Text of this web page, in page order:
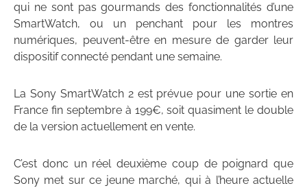
qui ne sont pas gourmands des fonctionnalités d’une
SmartWatch, ou un penchant pour les montres
numériques, peuvent-être en mesure de garder leur
dispositif connecté pendant une semaine.
La Sony SmartWatch 2 est prévue pour une sortie en
France fin septembre à 199€, soit quasiment le double
de la version actuellement en vente.
C’est donc un réel deuxième coup de poignard que
Sony met sur ce jeune marché, qui à l’heure actuelle